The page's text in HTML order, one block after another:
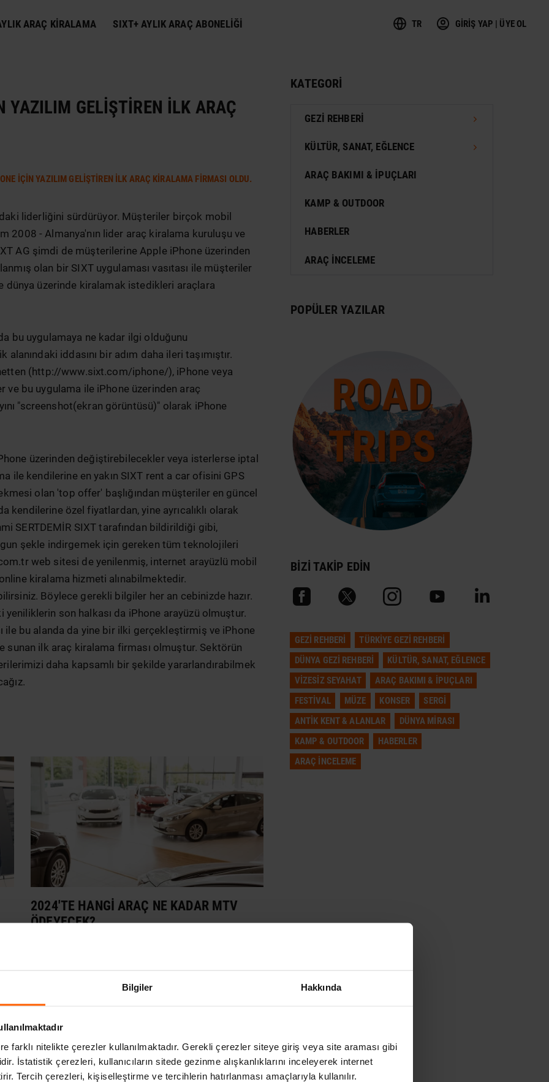
Bilgiler Hakkında
farklı nitelikte çerezler kullanılmaktadır. Gerekli çerezler siteye giriş veya site araması gibi
İstatistik çerezleri, kullanıcıların sitede gezinme alışkanlıklarını inceleyerek internet
Tercih çerezleri, kişiselleştirme ve tercihlerin hatırlanması amaçlarıyla kullanılır.
ARAÇ KIRALAMA SIXT+ AYLIK ARAÇ ABONELIĞI TR GİRİŞ YAP | ÜYE OL
YAZILIM GELIŞTIREN ILK ARAÇ
IÇIN YAZILIM GELIŞTIREN ILK ARAÇ KIRALAMA FIRMASI OLDU.
liderliğini sürdürüyor. Müşteriler birçok mobil
2008 - Almanya'nın lider araç kiralama kuruluşu ve
AG şimdi de müşterilerine Apple iPhone üzerinden
olan bir SIXT uygulaması vasıtası ile müşteriler
dünya üzerinde kiralamak istedikleri araçlara
bu uygulamaya ne kadar ilgi olduğunu
iddasını bir adım daha ileri taşımıştır.
(http://www.sixt.com/iphone/), iPhone veya
bu uygulama ile iPhone üzerinden araç
"screenshot(ekran görüntüsü)" olarak iPhone
üzerinden değiştirebilecekler veya isterlerse iptal
ile kendilerine en yakın SIXT rent a car ofisini GPS
olan 'top offer' başlığından müşteriler en güncel
kendilerine özel fiyatlardan, yine ayrıcalıklı olarak
SERTDEMİR SIXT tarafından bildirildiği gibi,
şekle indirgemek için gereken tüm teknolojileri
web sitesi de yenilenmiş, internet arayüzlü mobil
kiralama hizmeti alınabilmektedir.
Böylece gerekli bilgiler her an cebinizde hazır.
son halkası da iPhone arayüzü olmuştur.
ile bu alanda da yine bir ilki gerçekleştirmiş ve iPhone
sunan ilk araç kiralama firması olmuştur. Sektörün
daha kapsamlı bir şekilde yararlandırabilmek
2024'TE HANGI ARAÇ NE KADAR MTV
ÖDEYECEK?
KATEGORI
GEZI REHBERI
TÜRKIYE GEZI REHBERI
DÜNYA GEZI REHBERI
KÜLTÜR, SANAT, EĞLENCE
FESTIVAL
ANTIK KENT & ALANLAR
ARAÇ BAKIMI & İPUÇLARI
KAMP & OUTDOOR
HABERLER
ARAÇ İNCELEME
POPÜLER YAZILAR
BİZİ TAKİP EDİN
GEZI REHBERI
TÜRKIYE GEZI REHBERI
DÜNYA GEZI REHBERI
KÜLTÜR, SANAT, EĞLENCE
VIZESIZ SEYAHAT
ARAÇ BAKIMI & İPUÇLARI
FESTIVAL
MÜZE KONSER
SERGI
ANTIK KENT & ALANLAR
DÜNYA MIRASI
KAMP & OUTDOOR
HABERLER
ARAÇ İNCELEME